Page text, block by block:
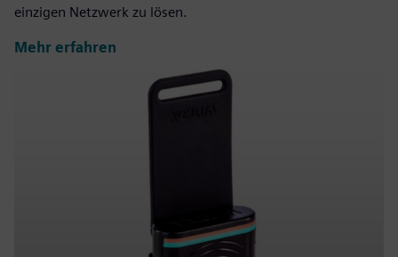
einzigen Netzwerk zu lösen.
Mehr erfahren